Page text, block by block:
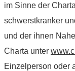
im Sinne der
schwerstkranker
und der ihnen
Charta unter
Einzelperson oder